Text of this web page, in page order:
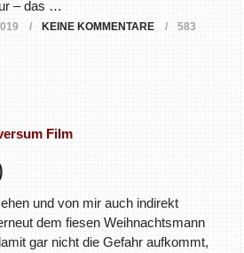
– das …
KEINE KOMMENTARE
583
und von mir auch indirekt
dem fiesen Weihnachtsmann
gar nicht die Gefahr aufkommt,